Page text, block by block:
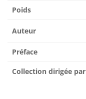
Poids
Auteur
Préface
Collection dirigée par